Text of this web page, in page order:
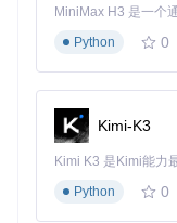
针对设计、出版等
射"高级功能，可将
深度探索：注
注册表修改的安全操
：修
Python
0
Kimi-K3
Python
0